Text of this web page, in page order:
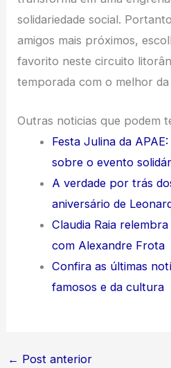
solidariedade social.
amigos mais próximos,
favorito neste circuito
temporada com o melhor
Outras noticias que podem
Festa Julina da
sobre o evento
A verdade por trás
aniversário de
Claudia Raia
com Alexandre Frota
Confira as últimas
famosos e da cultura
← Post anterior